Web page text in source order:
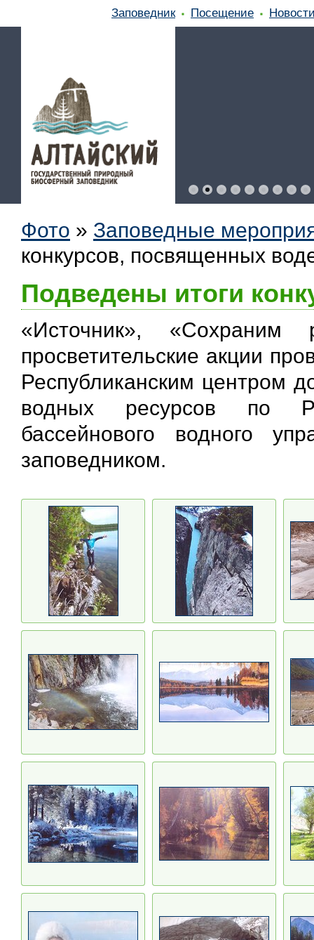
Заповедник Посещение
Фото » Заповедные
конкурсов, посвященных
Подведены итоги
«Источник»,
просветительские акции
Республиканским центром
водных ресурсов по
бассейнового водного
заповедником.